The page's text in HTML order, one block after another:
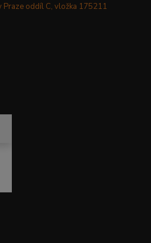
Praze oddíl C, vložka 175211